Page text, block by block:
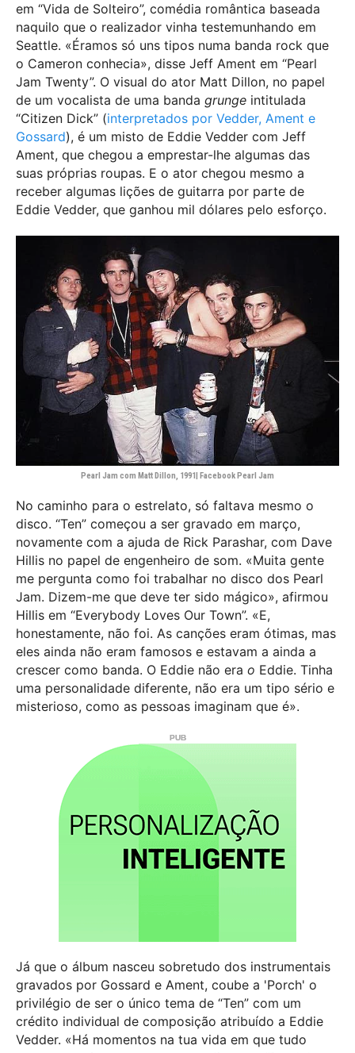
em “Vida de Solteiro”, comédia romântica baseada
naquilo que o realizador vinha testemunhando em
Seattle. «Éramos só uns tipos numa banda rock que
o Cameron conhecia», disse Jeff Ament em “Pearl
Jam Twenty”. O visual do ator Matt Dillon, no papel
de um vocalista de uma banda grunge intitulada
“Citizen Dick” (interpretados por Vedder, Ament e
Gossard), é um misto de Eddie Vedder com Jeff
Ament, que chegou a emprestar-lhe algumas das
suas próprias roupas. E o ator chegou mesmo a
receber algumas lições de guitarra por parte de
Eddie Vedder, que ganhou mil dólares pelo esforço.
Pearl Jam com Matt Dillon, 1991| Facebook Pearl Jam
No caminho para o estrelato, só faltava mesmo o
disco. “Ten” começou a ser gravado em março,
novamente com a ajuda de Rick Parashar, com Dave
Hillis no papel de engenheiro de som. «Muita gente
me pergunta como foi trabalhar no disco dos Pearl
Jam. Dizem-me que deve ter sido mágico», afirmou
Hillis em “Everybody Loves Our Town”. «E,
honestamente, não foi. As canções eram ótimas, mas
eles ainda não eram famosos e estavam a ainda a
crescer como banda. O Eddie não era o Eddie. Tinha
uma personalidade diferente, não era um tipo sério e
misterioso, como as pessoas imaginam que é».
Já que o álbum nasceu sobretudo dos instrumentais
gravados por Gossard e Ament, coube a 'Porch' o
privilégio de ser o único tema de “Ten” com um
crédito individual de composição atribuído a Eddie
Vedder. «Há momentos na tua vida em que tudo